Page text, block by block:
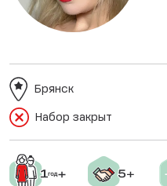
Набор закрыт
Брянск